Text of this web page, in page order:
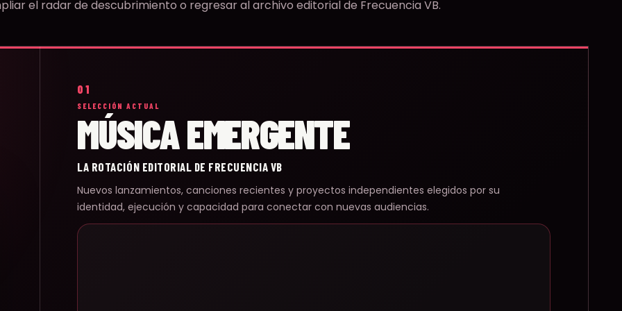
el radar de descubrimiento o regresar al archivo editorial de Frecuencia VB.
01
SELECCIÓN ACTUAL
MÚSICA EMERGENTE
LA ROTACIÓN EDITORIAL DE FRECUENCIA VB
Nuevos lanzamientos, canciones recientes y proyectos independientes elegidos por su
identidad, ejecución y capacidad para conectar con nuevas audiencias.